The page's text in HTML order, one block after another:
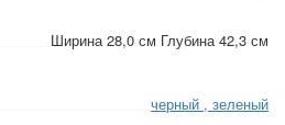
Ширина 28,0 см Глубина 42,3 см
черный , зеленый